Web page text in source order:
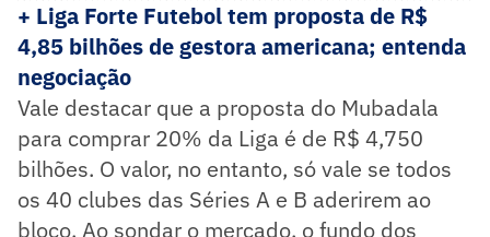
+ Liga Forte Futebol tem proposta de R$
4,85 bilhões de gestora americana; entenda
negociação
Vale destacar que a proposta do Mubadala
para comprar 20% da Liga é de R$ 4,750
bilhões. O valor, no entanto, só vale se todos
os 40 clubes das Séries A e B aderirem ao
bloco. Ao sondar o mercado, o fundo dos